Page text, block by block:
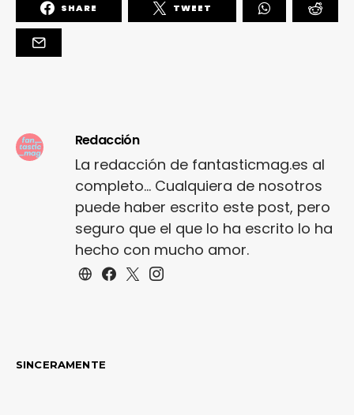
SHARE TWEET
Redacción
La redacción de fantasticmag.es al
completo... Cualquiera de nosotros
puede haber escrito este post, pero
seguro que el que lo ha escrito lo ha
hecho con mucho amor.
SINCERAMENTE